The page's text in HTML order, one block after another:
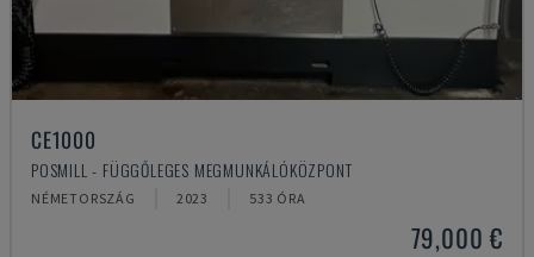
CE1000
POSMILL - FÜGGŐLEGES MEGMUNKÁLÓKÖZPONT
NÉMETORSZÁG 2023 533 ÓRA
79,000 €